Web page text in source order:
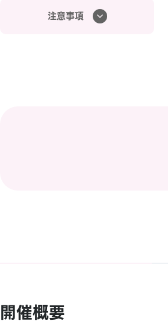
注意事項
開催概要